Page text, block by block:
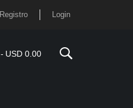
Registro Login
USD 0.00